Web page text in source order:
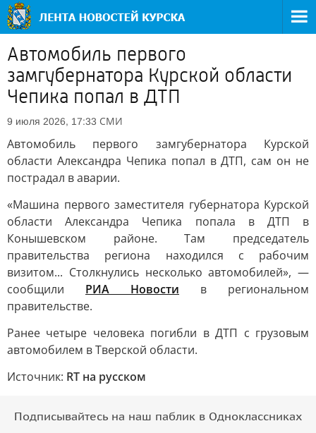
Автомобиль первого
замгубернатора Курской области
Чепика попал в ДТП
9 июля 2026, 17:33 СМИ
Автомобиль первого замгубернатора Курской
области Александра Чепика попал в ДТП, сам он не
пострадал в аварии.
«Машина первого заместителя губернатора Курской
области Александра Чепика попала в ДТП в
Конышевском районе. Там председатель
правительства региона находился с рабочим
визитом... Столкнулись несколько автомобилей», —
сообщили РИА Новости в региональном
правительстве.
Ранее четыре человека погибли в ДТП с грузовым
автомобилем в Тверской области.
Источник: RT на русском
Подписывайтесь на наш паблик в Одноклассниках